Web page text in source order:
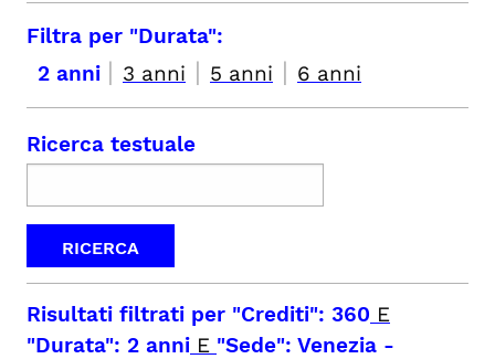
Filtra per "Durata":
2 anni | 3 anni | 5 anni | 6 anni
Ricerca testuale
Risultati filtrati per "Crediti": 360 E
"Durata": 2 anni E "Sede": Venezia -